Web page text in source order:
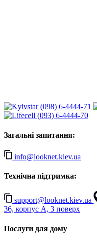
(098) 6-4444-71
(093) 6-4444-70
Загальні запитання:
info@looknet.kiev.ua
Технічна підтримка:
support@looknet.kiev.ua
36, корпус А, 3 поверх
Послуги для дому